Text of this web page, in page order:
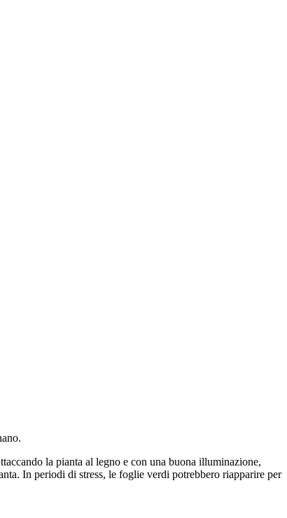
la pianta al legno e con una buona illuminazione,
In periodi di stress, le foglie verdi potrebbero riapparire per